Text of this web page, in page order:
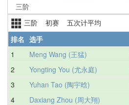
三阶 初赛 五次计平均
排名 选手
1
Meng Wang (王猛)
2 Yongting You (尤永庭)
3 Yuhan Tao (陶宇晗)
4 Daxiang Zhou (周大翔)